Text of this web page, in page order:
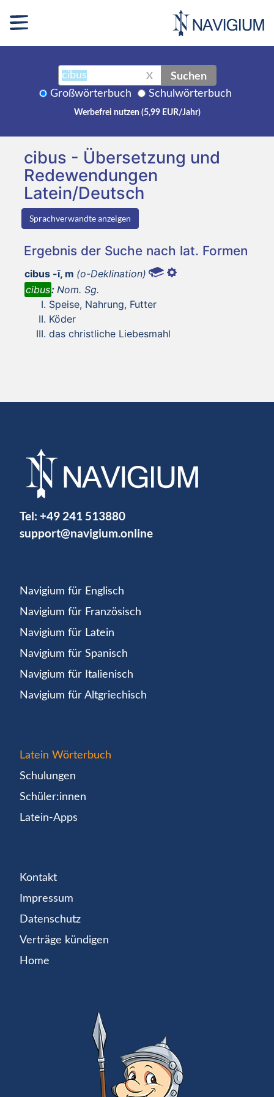
X Suchen
Großwörterbuch Schulwörterbuch
Werbefrei nutzen (5,99 EUR/Jahr)
cibus - Übersetzung und
Redewendungen
Latein/Deutsch
Sprachverwandte anzeigen
Ergebnis der Suche nach lat. Formen
cibus -ī, m (o-Deklination)
cibus: Nom. Sg.
Speise, Nahrung, Futter
Köder
das christliche Liebesmahl
Tel: +49 241 513880
support@navigium.online
Navigium für Englisch
Navigium für Französisch
Navigium für Latein
Navigium für Spanisch
Navigium für Italienisch
Navigium für Altgriechisch
Latein Wörterbuch
Schulungen
Schüler:innen
Latein-Apps
Kontakt
Impressum
Datenschutz
Verträge kündigen
Home